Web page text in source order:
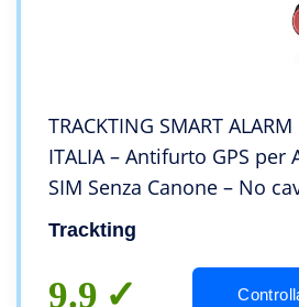
TRACKTING SMART
ITALIA – Antifurto GPS per
SIM Senza Canone – No
parcheggio – Chiamata di
tracking in caso di furto –
Trackting
9.9